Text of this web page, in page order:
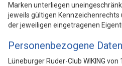
Marken unterliegen
jeweils gültigen
der jeweiligen eingetragenen
Personenbezogene Daten
Lüneburger Ruder-Club WIKING